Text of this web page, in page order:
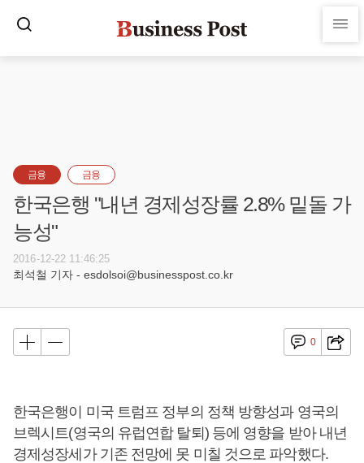
금융 금융
한국은행 "내년 경제성장률 2.8% 밑돌 가
능성"
2016-12-22 11:46:25
최석철 기자 - esdolsoi@businesspost.co.kr
0
한국은행이 미국 트럼프 정부의 정책 방향성과 영국의
브렉시트(영국의 유럽연합 탈퇴) 등에 영향을 받아 내년
경제성장세가 기존 전망에 못 미칠 것으로 파악했다.